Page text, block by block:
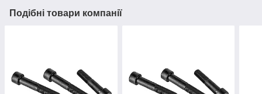
Подібні товари компанії